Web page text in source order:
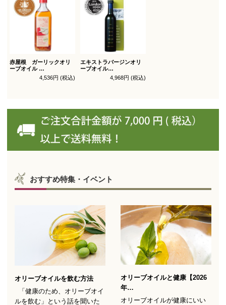
赤屋根 ガーリックオリ
ーブオイル
4,536円 (税込)
エキストラバージンオリ
ーブオイル
トルトサ 450g 1本箱入
（スペイン自社農園産）
4,968円 (税込)